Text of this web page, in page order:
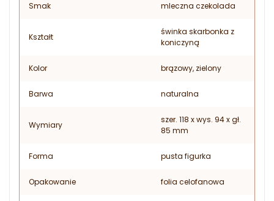
Smak mleczna czekolada
Kształt
świnka skarbonka z
koniczyną
Kolor brązowy, zielony
Barwa naturalna
Wymiary
szer. 118 x wys. 94 x gł.
85 mm
Forma pusta figurka
Opakowanie folia celofanowa